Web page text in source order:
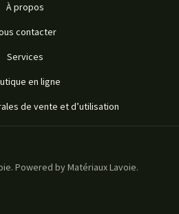
À propos
contacter
Services
en ligne
de vente et d’utilisation
Powered by Matériaux Lavoie.